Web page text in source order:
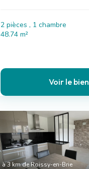
2 pièces , 1 chambre
48.74 m²
Voir le bien
à 3 km de Roissy-en-Brie